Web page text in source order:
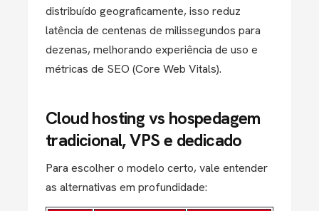
distribuído geograficamente, isso reduz
latência de centenas de milissegundos para
dezenas, melhorando experiência de uso e
métricas de SEO (Core Web Vitals).
Cloud hosting vs hospedagem
tradicional, VPS e dedicado
Para escolher o modelo certo, vale entender
as alternativas em profundidade: